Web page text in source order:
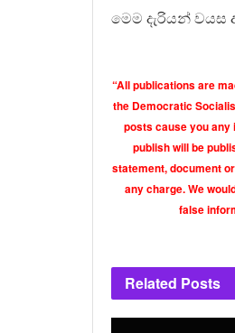
මෙම දැරියන්
“All publications are
the Democratic
posts cause you any
publish will be
statement, document
any charge. We
false
Related Posts